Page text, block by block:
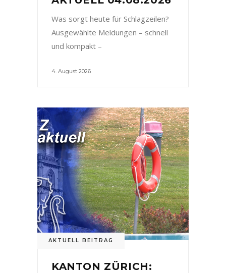
Was sorgt heute für Schlagzeilen?
Ausgewählte Meldungen – schnell
und kompakt –
4. August 2026
AKTUELL BEITRAG
KANTON ZÜRICH: